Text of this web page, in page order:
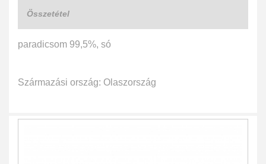
Összetétel
paradicsom 99,5%, só
Származási ország: Olaszország